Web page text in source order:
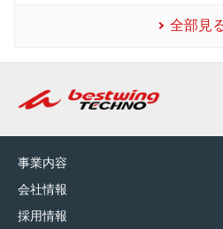
全部見
事業内容
会社情報
採用情報